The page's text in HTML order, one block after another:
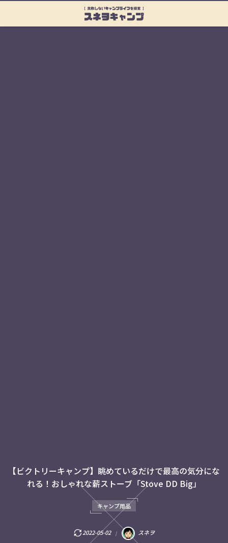
【ビクトリーキャンプ】眺めているだけで最高の気分にな
れる！おしゃれな薪ストーブ「Stove DD Big」
キャンプ用品
2022-05-02 スネヲ